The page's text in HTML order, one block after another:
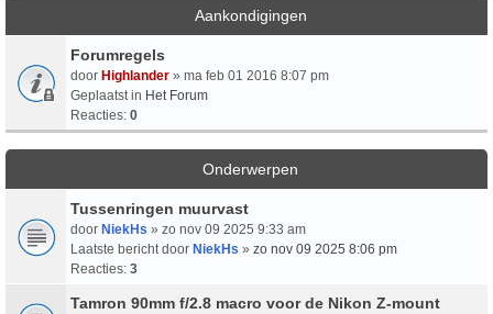
Aankondigingen
Forumregels
door Highlander » ma feb 01 2016 8:07 pm
Geplaatst in Het Forum
Reacties: 0
Onderwerpen
Tussenringen muurvast
door NiekHs » zo nov 09 2025 9:33 am
Laatste bericht door NiekHs » zo nov 09 2025 8:06 pm
Reacties: 3
Tamron 90mm f/2.8 macro voor de Nikon Z-mount